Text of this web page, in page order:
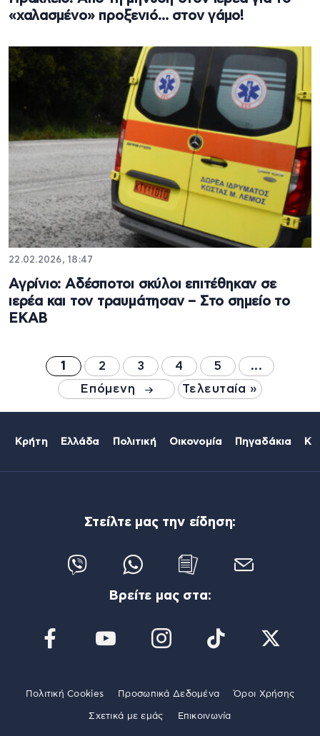
«χαλασμένο» προξενιό… στον γάμο!
22.02.2026, 18:47
Αγρίνιο: Αδέσποτοι σκύλοι επιτέθηκαν σε
ιερέα και τον τραυμάτησαν – Στο σημείο το
ΕΚΑΒ
1 2 3 4 5
...
Επόμενη
Τελευταία »
Κρήτη Ελλάδα Πολιτική Οικονομία Πηγαδάκια
Στείλτε μας την είδηση:
Βρείτε μας στα:
Πολιτική Cookies Προσωπικά Δεδομένα Όροι Χρήσης
Σχετικά με εμάς Επικοινωνία